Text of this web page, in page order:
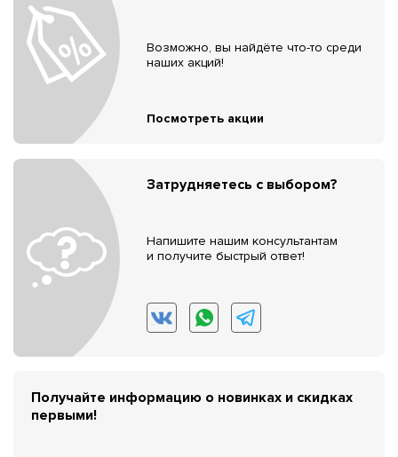
Возможно, вы найдёте что-то среди
наших акций!
Посмотреть акции
Затрудняетесь с выбором?
Напишите нашим консультантам
и получите быстрый ответ!
Получайте информацию о новинках и скидках
первыми!